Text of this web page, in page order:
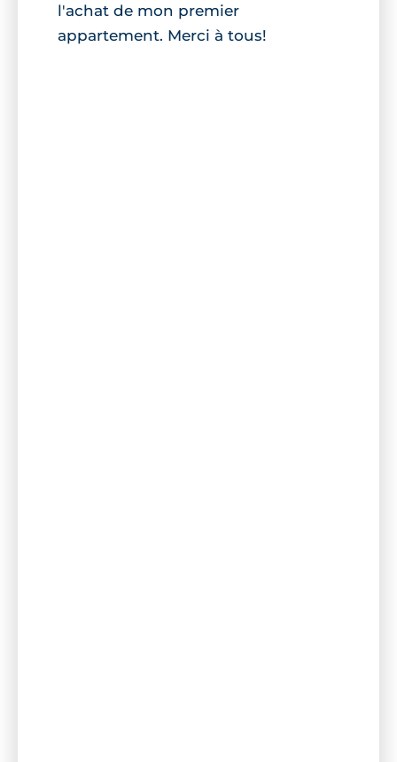
l'achat de mon premier
appartement. Merci à tous!